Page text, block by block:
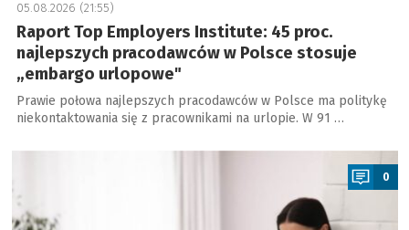
05.08.2026 (21:55)
Raport Top Employers Institute: 45 proc.
najlepszych pracodawców w Polsce stosuje
„embargo urlopowe"
Prawie połowa najlepszych pracodawców w Polsce ma politykę
niekontaktowania się z pracownikami na urlopie. W 91 …
0